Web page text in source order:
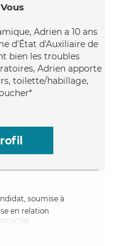
Adrien a 10 ans
d'État d'Auxiliaire de
bien les troubles
Adrien apporte
toilette/habillage,
soumise à
en relation